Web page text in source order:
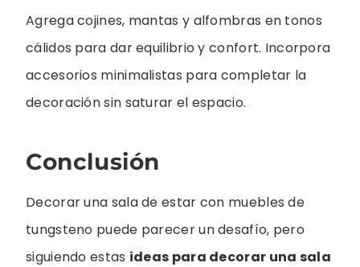
Agrega cojines, mantas y alfombras en tonos
cálidos para dar equilibrio y confort. Incorpora
accesorios minimalistas para completar la
decoración sin saturar el espacio.
Conclusión
Decorar una sala de estar con muebles de
tungsteno puede parecer un desafío, pero
siguiendo estas ideas para decorar una sala